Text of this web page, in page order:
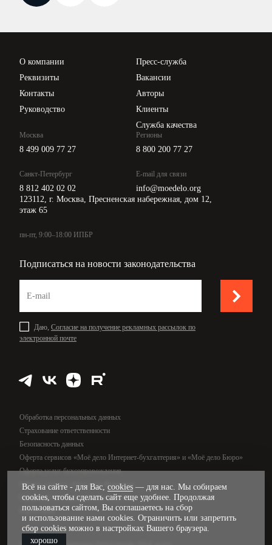
Новости законодательства
О компании
Реквизиты
Контакты
Руководство
Пресс-служба
Вакансии
Авторы
Клиенты
Служба качества
Москва
8 499 009 77 27
Санкт-Петербург
8 812 402 02 02
Регионы
8 800 200 77 27
E-mail для связи
info@moedelo.org
123112, г. Москва, Пресненская набережная, дом 12,
этаж 65
пн-пт, 9:00–18:00 ИПБР
Подписаться на новости законодательства
Даю, Согласие на получение рекламных рассылок по
электронной почте
Обработка персональных данных
Страхование ответственности
Безопасность данных
Оферта сервисов «Моё дело Интернет-бухгалтерия» и «Моё дело Бюро»
Оферта услуг бухсопровождения
Оферта сервиса «Моё дело Финансы»
Оферта услуг управленческого учёта
Карта сайта
Всё на сайте - для Вас, cookies — для нас. Мы собираем
cookies, чтобы сделать сайт еще удобнее. Продолжая
пользоваться сайтом, Вы соглашаетесь на сбор
и использование нами cookies. Ограничить или запретить
сбор cookies можно в настройках Вашего браузера.
хорошо